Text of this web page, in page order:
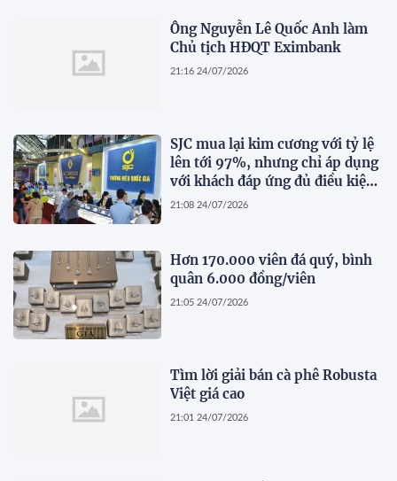
Ông Nguyễn Lê Quốc Anh làm
Chủ tịch HĐQT Eximbank
21:16 24/07/2026
SJC mua lại kim cương với tỷ lệ
lên tới 97%, nhưng chỉ áp dụng
với khách đáp ứng đủ điều kiện
này
21:08 24/07/2026
Hơn 170.000 viên đá quý, bình
quân 6.000 đồng/viên
21:05 24/07/2026
Tìm lời giải bán cà phê Robusta
Việt giá cao
21:01 24/07/2026